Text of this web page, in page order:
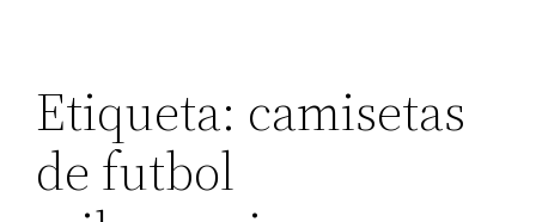
Etiqueta: camisetas
de futbol